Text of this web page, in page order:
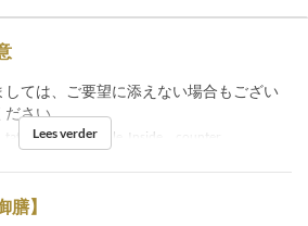
ては、ご要望に添えない場合もござい
ださい。
tatami, Inside table, Inside counter
Lees verder
】